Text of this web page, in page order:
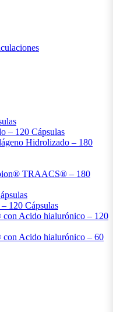
– 120 Cápsulas
Hidrolizado – 180
TRAACS® – 180
120 Cápsulas
con Acido hialurónico – 120
con Acido hialurónico – 60